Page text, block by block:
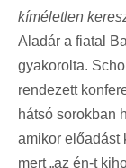
kíméletlen
Aladár a fiatal
gyakorolta.
rendezett
hátsó sorokban
amikor előadást
mert „az én-t